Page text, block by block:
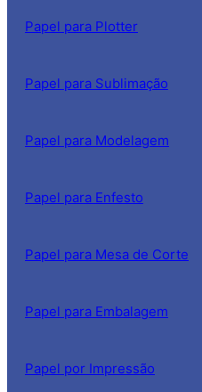
Papel para Plotter
Papel para Sublimação
Papel para Modelagem
Papel para Enfesto
Papel para Mesa de Corte
Papel para Embalagem
Papel por Impressão